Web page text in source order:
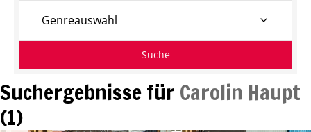
Suchergebnisse für Carolin Haupt
(1)
Genreauswahl
Suche